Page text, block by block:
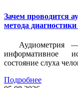
Зачем проводится
метода диагностики
Аудиометрия
информативное
состояние слуха
Подробнее